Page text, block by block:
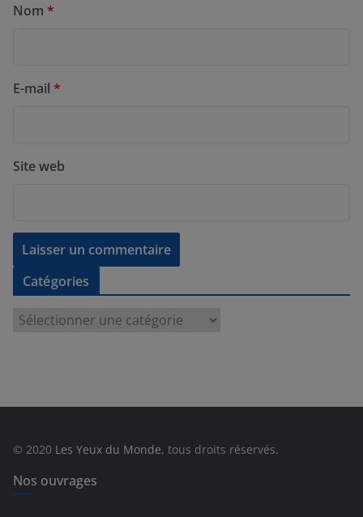
Nom *
E-mail *
Site web
Catégories
e
s
© 2020 Les Yeux du Monde, tous droits réservés.
Nos ouvrages